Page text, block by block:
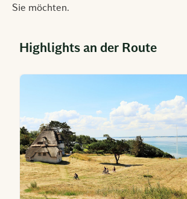
Sie möchten.
Highlights an der Route